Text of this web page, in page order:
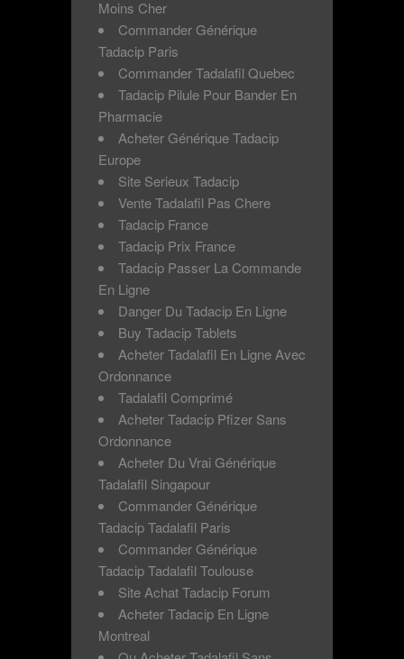
Moins Cher
Commander Générique
Tadacip Paris
Commander Tadalafil Quebec
Tadacip Pilule Pour Bander En
Pharmacie
Acheter Générique Tadacip
Europe
Site Serieux Tadacip
Vente Tadalafil Pas Chere
Tadacip France
Tadacip Prix France
Tadacip Passer La Commande
En Ligne
Danger Du Tadacip En Ligne
Buy Tadacip Tablets
Acheter Tadalafil En Ligne Avec
Ordonnance
Tadalafil Comprimé
Acheter Tadacip Pfizer Sans
Ordonnance
Acheter Du Vrai Générique
Tadalafil Singapour
Commander Générique
Tadacip Tadalafil Paris
Commander Générique
Tadacip Tadalafil Toulouse
Site Achat Tadacip Forum
Acheter Tadacip En Ligne
Montreal